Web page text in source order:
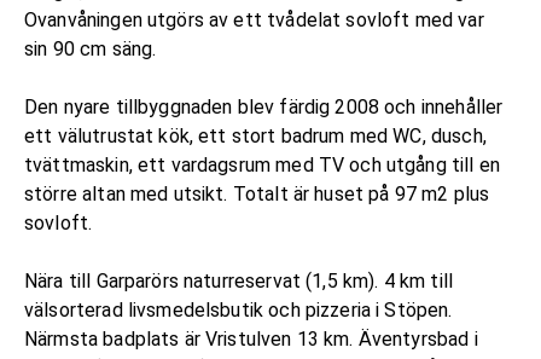
Ovanvåningen utgörs av ett tvådelat sovloft med var
sin 90 cm säng.
Den nyare tillbyggnaden blev färdig 2008 och innehåller
ett välutrustat kök, ett stort badrum med WC, dusch,
tvättmaskin, ett vardagsrum med TV och utgång till en
större altan med utsikt. Totalt är huset på 97 m2 plus
sovloft.
Nära till Garparörs naturreservat (1,5 km). 4 km till
välsorterad livsmedelsbutik och pizzeria i Stöpen.
Närmsta badplats är Vristulven 13 km. Äventyrsbad i